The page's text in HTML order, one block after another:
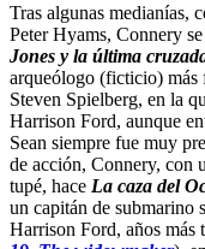
Tras algunas medianías,
Peter Hyams, Connery
Jones y la última
arqueólogo (ficticio) más
Steven Spielberg, en la
Harrison Ford, aunque
Sean siempre fue muy
de acción, Connery, con
tupé, hace La caza del
un capitán de submarino
Harrison Ford, años más